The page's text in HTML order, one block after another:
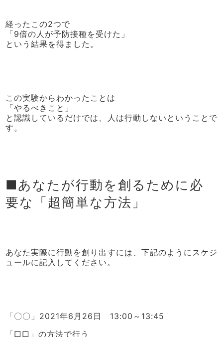
経ったこの2つで
「9倍の人が予防接種を受けた」
という結果を得ました。
この実験からわかったことは
「やるべきこと」
と認識しているだけでは、人は行動しないということで
す。
■あなたが行動を創るために必
要な「超簡単な方法」
あなた実際に行動を創り出すには、下記のようにスケジ
ュールに記入してください。
「〇〇」2021年6月26日 13:00～13:45
「□□」の方法で行う